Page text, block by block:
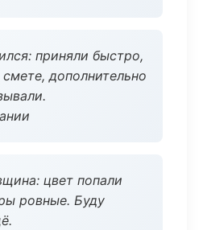
приняли быстро,
дополнительно
цвет попали
ровные. Буду